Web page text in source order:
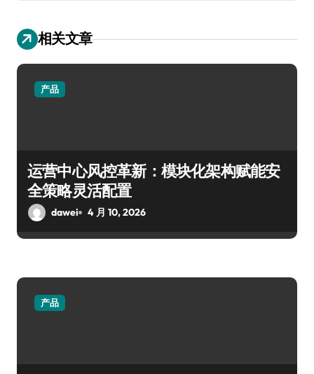
相关文章
产品
运营中心风控革新：模块化架构赋能安
全策略灵活配置
dawei 4 月 10, 2026
产品